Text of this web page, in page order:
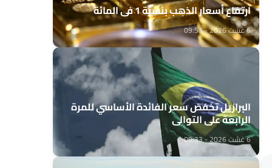
ارتفاع أسعار الذهب بنسبة 1 في المائة
6 غشت 2026 - 09:51
البرازيل تخفض سعر الفائدة الأساسي للمرة
الرابعة على التوالي
6 غشت 2026 - 09:33